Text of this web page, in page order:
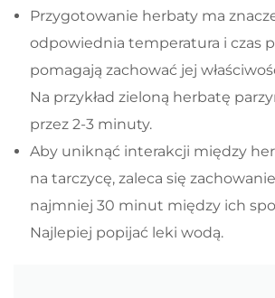
Przygotowanie herbaty ma
odpowiednia temperatura i czas
pomagają zachować jej
Na przykład zieloną herbatę
przez 2-3 minuty.
Aby uniknąć interakcji między
na tarczycę, zaleca się
najmniej 30 minut między ich
Najlepiej popijać leki wodą.